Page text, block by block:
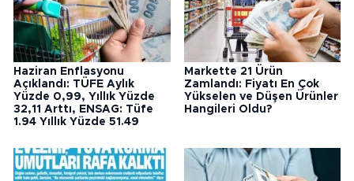
Haziran Enflasyonu
Açıklandı: TÜFE Aylık
Yüzde 0,99, Yıllık Yüzde
32,11 Arttı, ENSAG: Tüfe
1.94 Yıllık Yüzde 51.49
Markette 21 Ürün
Zamlandı: Fiyatı En Çok
Yükselen ve Düşen Ürünler
Hangileri Oldu?